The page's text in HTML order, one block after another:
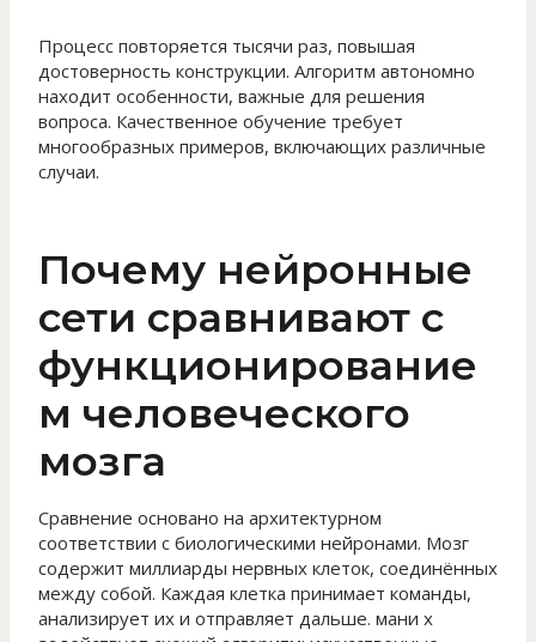
Процесс повторяется тысячи раз, повышая
достоверность конструкции. Алгоритм автономно
находит особенности, важные для решения
вопроса. Качественное обучение требует
многообразных примеров, включающих различные
случаи.
Почему нейронные
сети сравнивают с
функционирование
м человеческого
мозга
Сравнение основано на архитектурном
соответствии с биологическими нейронами. Мозг
содержит миллиарды нервных клеток, соединённых
между собой. Каждая клетка принимает команды,
анализирует их и отправляет дальше. мани х